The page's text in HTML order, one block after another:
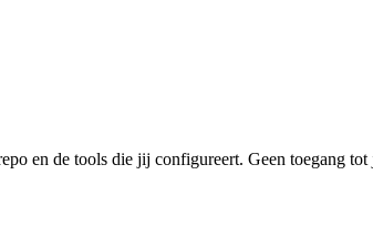
en de tools die jij configureert. Geen toegang